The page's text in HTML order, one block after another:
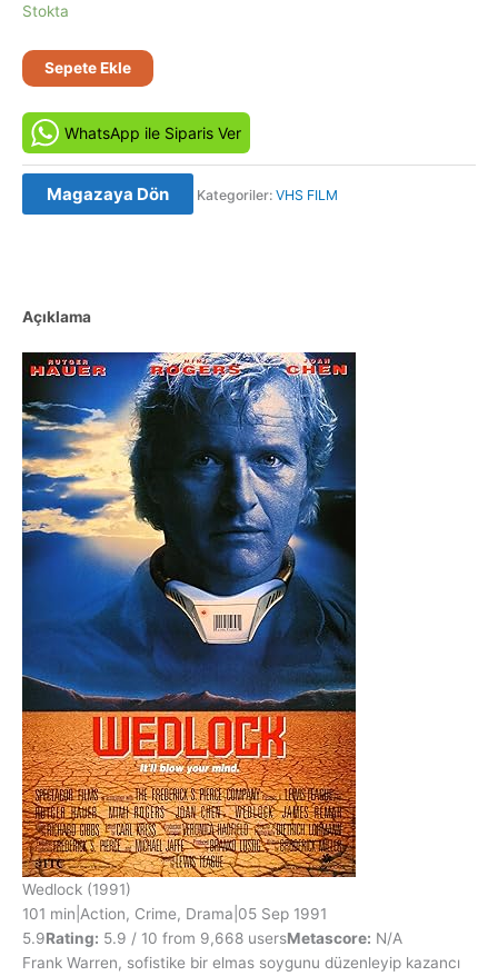
Stokta
Wedlock-
Doruktaki
Sır
(1991)
Sepete Ekle
WhatsApp ile Siparis Ver
Magazaya Dön Kategoriler: VHS FILM
Açıklama
Wedlock (1991)
101 min Action, Crime, Drama 05 Sep 1991
5.9Rating: 5.9 / 10 from 9,668 usersMetascore: N/A
Frank Warren, sofistike bir elmas soygunu düzenleyip kazancı